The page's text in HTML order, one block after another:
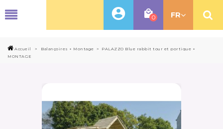
0 FR
Accueil > Balançoires + Montage >
PALAZZO Blue rabbit tour et portique +
MONTAGE